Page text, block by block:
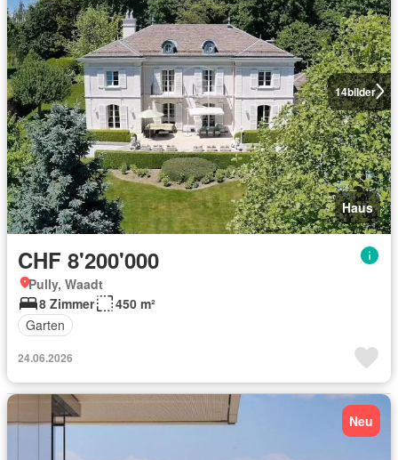
14bilder
Haus
CHF 8'200'000
Pully, Waadt
8 Zimmer
450 m²
Garten
24.06.2026
Neu